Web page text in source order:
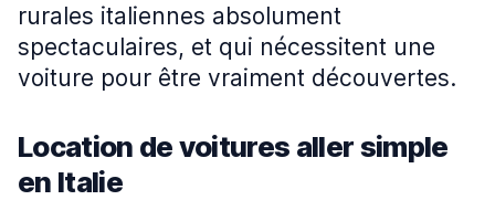
rurales italiennes absolument
spectaculaires, et qui nécessitent une
voiture pour être vraiment découvertes.
Location de voitures aller simple
en Italie